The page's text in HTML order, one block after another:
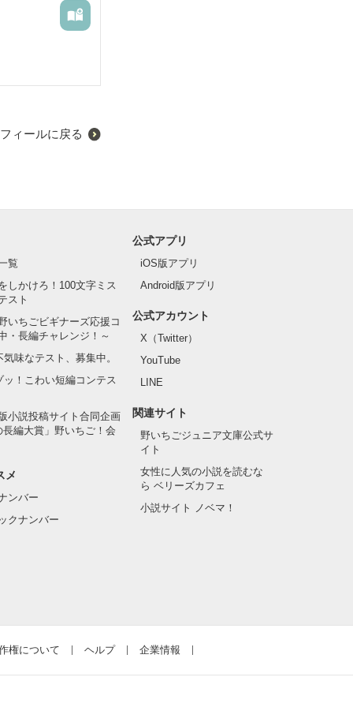
たんだけど
ィールに戻る
覧
しかけろ！100文字ミス
スト
いちごビギナーズ応援コ
・長編チャレンジ！～
味なテスト、募集中。
ッ！こわい短編コンテス
小説投稿サイト合同企画
長編大賞」野いちご！会
メ
ンバー
クナンバー
公式アプリ
iOS版アプリ
Android版アプリ
公式アカウント
X（Twitter）
YouTube
LINE
関連サイト
野いちごジュニア文庫公式サ
イト
女性に人気の小説を読むな
ら ベリーズカフェ
小説サイト ノベマ！
権について ヘルプ 企業情報